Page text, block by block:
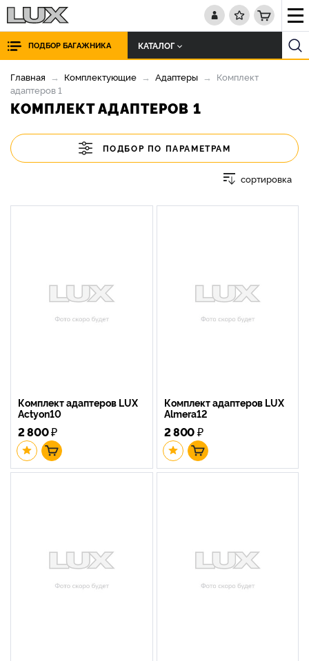
ПОДБОР БАГАЖНИКА КАТАЛОГ
Главная Комплектующие Адаптеры
Комплект
адаптеров 1
КОМПЛЕКТ АДАПТЕРОВ 1
ПОДБОР ПО ПАРАМЕТРАМ
сортировка
Комплект адаптеров LUX
Actyon10
2 800₽
Комплект адаптеров LUX
Almera12
2 800₽